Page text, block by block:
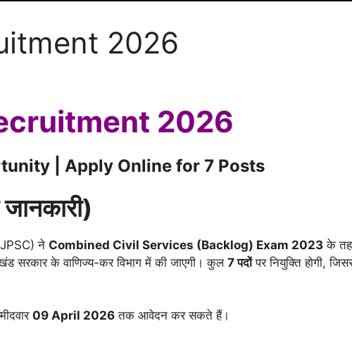
2026
2026
| Apply Online for 7 Posts
ने Combined Civil Services (Backlog) Exam 2023 के
सरकार के वाणिज्य-कर विभाग में की जाएगी। कुल 7 पदोंपर नियुक्ति होगी,
09 April 2026 तक आवेदन कर सकते हैं।